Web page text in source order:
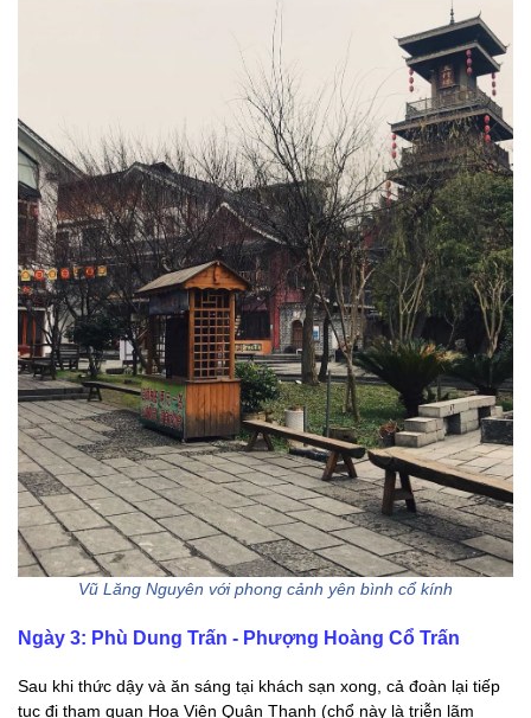
Vũ Lăng Nguyên với phong cảnh yên bình cổ kính
Ngày 3: Phù Dung Trấn - Phượng Hoàng Cổ Trấn
Sau khi thức dậy và ăn sáng tại khách sạn xong, cả đoàn lại tiếp
tục đi tham quan Hoạ Viện Quân Thanh (chổ này là triễn lãm